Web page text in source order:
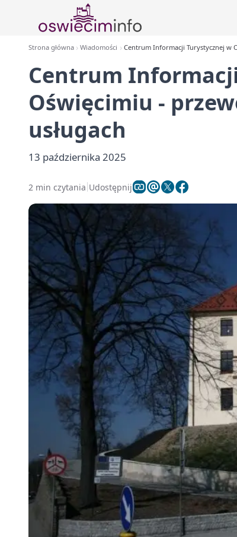
Strona główna Wiadomości Centrum Informacji Turystycznej w
Centrum
Oświęcimiu -
usługach
13 października 2025
2 min czytania Udostępnij